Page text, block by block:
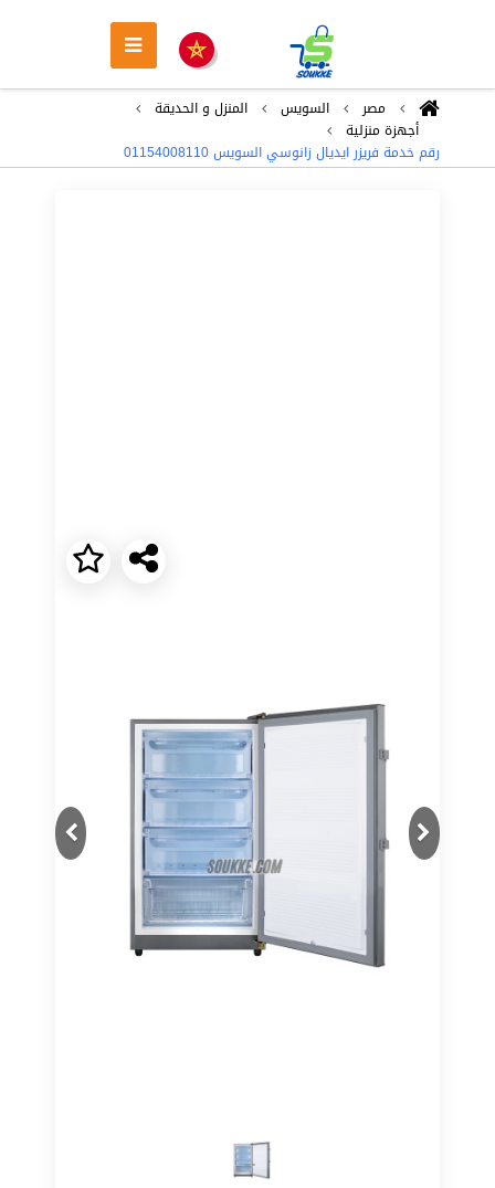
مصر السويس
المنزل و الحديقة
أجهزة منزلية
رقم خدمة فريزر ايديال زانوسي السويس 01154008110
Previous
Next